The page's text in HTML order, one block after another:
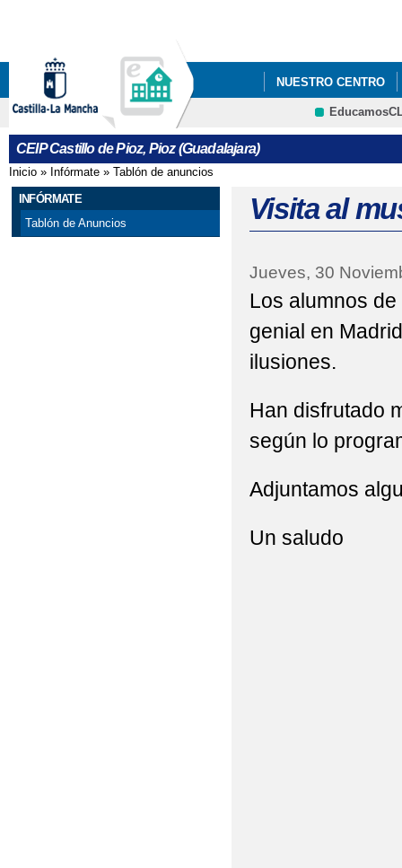
NUESTRO CENTRO
PROYECTO
CEIP Castillo de Pioz, Pioz (Guadalajara)
Se encuentra usted aquí
Inicio » Infórmate » Tablón de anuncios
INFÓRMATE
Tablón de Anuncios
Visita al
Jueves, 30
Los alumnos
genial en
ilusiones.
Han disfrutado
según lo
Adjuntamos
Un saludo